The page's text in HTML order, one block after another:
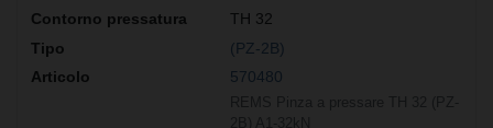
TH 32
(PZ-2B)
570480